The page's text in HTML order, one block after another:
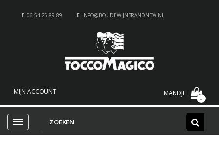
T 06 54 25 89 89 E INFO@BOUDEWIJNBRANDNEW.NL
MIJN ACCOUNT MANDJE
0